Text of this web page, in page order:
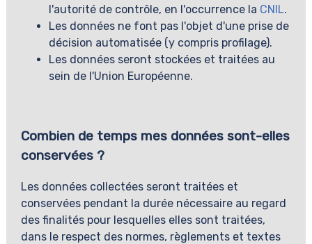
l'autorité de contrôle, en l'occurrence la CNIL.
Les données ne font pas l'objet d'une prise de
décision automatisée (y compris profilage).
Les données seront stockées et traitées au
sein de l'Union Européenne.
Combien de temps mes données sont-elles
conservées ?
Les données collectées seront traitées et
conservées pendant la durée nécessaire au regard
des finalités pour lesquelles elles sont traitées,
dans le respect des normes, règlements et textes